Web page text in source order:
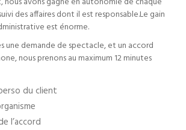
des affaires dont il est responsable.Le gain
est énorme.
une demande de spectacle, et un accord
nous prenons au maximum 12 minutes
du client
l’accord